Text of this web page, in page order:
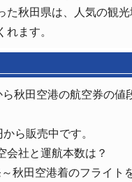
た秋田県は、人気の観
ます。
秋田空港の航空券の値
ら販売中です。
会社と運航本数は？
秋田空港着のフライト